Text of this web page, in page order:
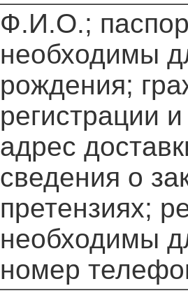
Ф.И.О.;
необходимы
рождения;
регистрации
адрес
сведения о
претензиях;
необходимы
номер